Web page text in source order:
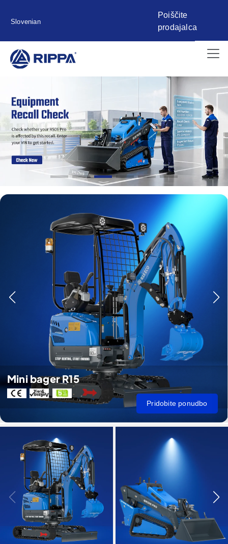
Slovenian
Poiščite
prodajalca
Mini bager R15
Pridobite ponudbo